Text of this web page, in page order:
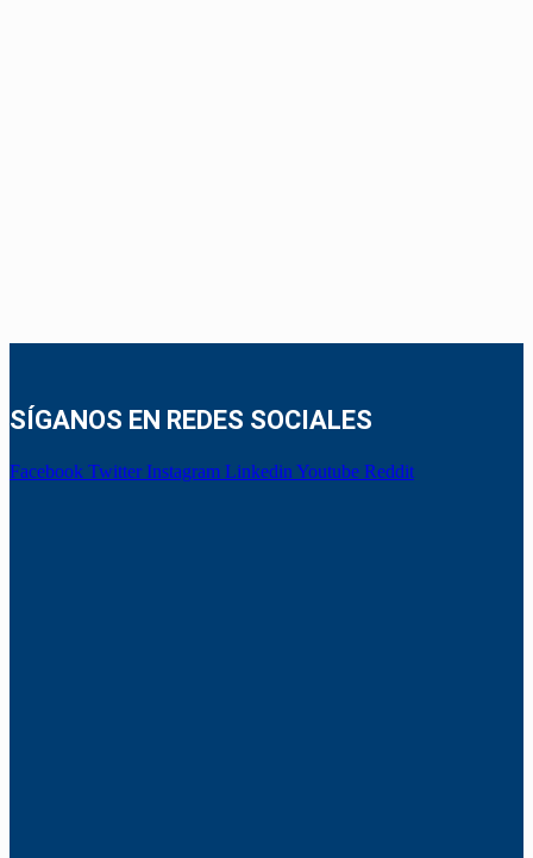
SÍGANOS EN REDES SOCIALES
Facebook Twitter Instagram Linkedin Youtube Reddit